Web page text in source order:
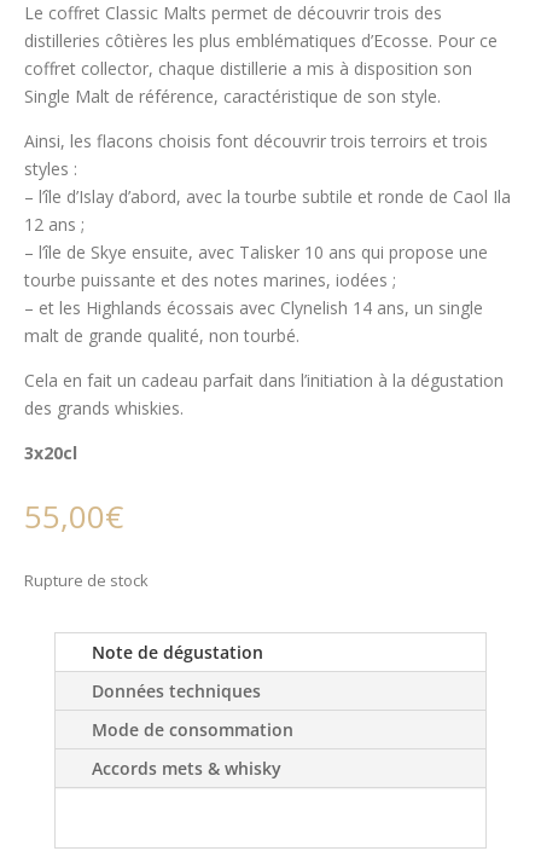
Le coffret Classic Malts permet de découvrir trois des
distilleries côtières les plus emblématiques d’Ecosse. Pour ce
coffret collector, chaque distillerie a mis à disposition son
Single Malt de référence, caractéristique de son style.
Ainsi, les flacons choisis font découvrir trois terroirs et trois
styles :
– l’île d’Islay d’abord, avec la tourbe subtile et ronde de Caol Ila
12 ans ;
– l’île de Skye ensuite, avec Talisker 10 ans qui propose une
tourbe puissante et des notes marines, iodées ;
– et les Highlands écossais avec Clynelish 14 ans, un single
malt de grande qualité, non tourbé.
Cela en fait un cadeau parfait dans l’initiation à la dégustation
des grands whiskies.
3x20cl
55,00€
Rupture de stock
Note de dégustation
Données techniques
Mode de consommation
Accords mets & whisky